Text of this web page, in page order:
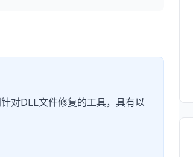
对DLL文件修复的工具，具有以